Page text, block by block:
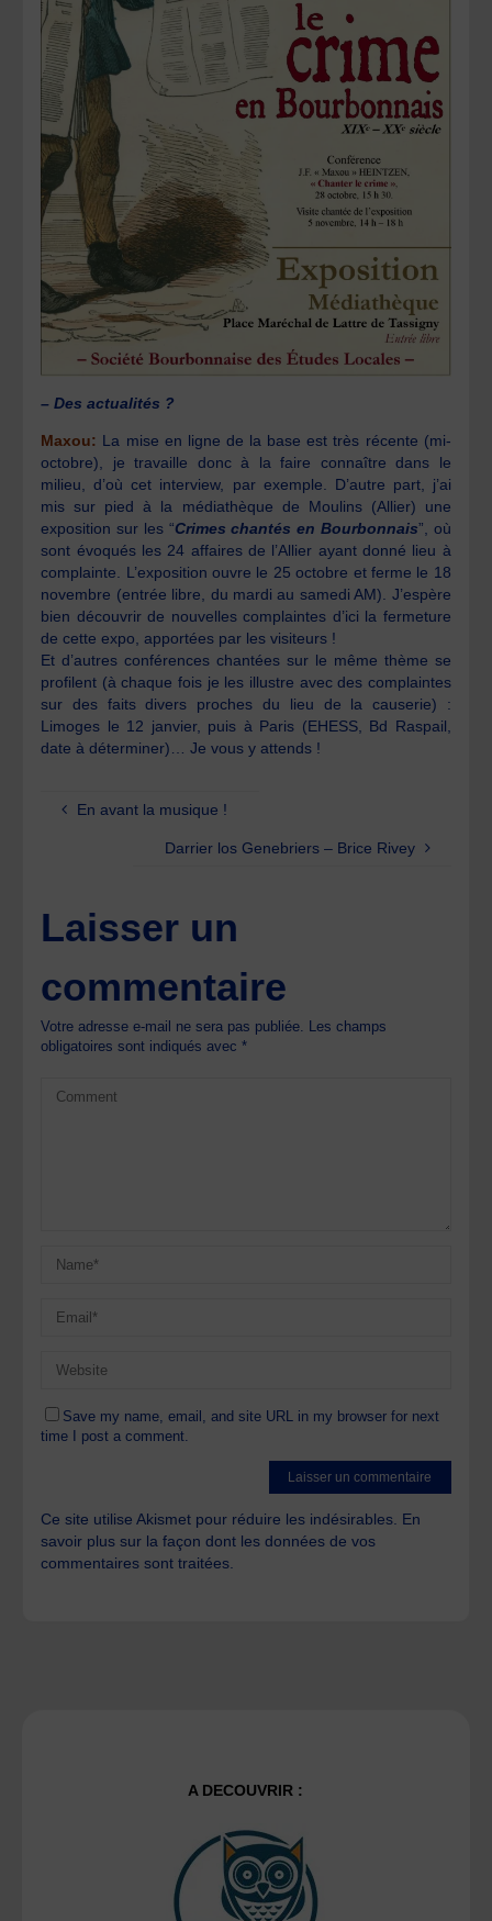
– Des actualités ?
Maxou: La mise en ligne de la base est très récente (mi-
octobre), je travaille donc à la faire connaître dans le
milieu, d’où cet interview, par exemple. D’autre part, j’ai
mis sur pied à la médiathèque de Moulins (Allier) une
exposition sur les “Crimes chantés en Bourbonnais”, où
sont évoqués les 24 affaires de l’Allier ayant donné lieu à
complainte. L’exposition ouvre le 25 octobre et ferme le 18
novembre (entrée libre, du mardi au samedi AM). J’espère
bien découvrir de nouvelles complaintes d’ici la fermeture
de cette expo, apportées par les visiteurs !
Et d’autres conférences chantées sur le même thème se
profilent (à chaque fois je les illustre avec des complaintes
sur des faits divers proches du lieu de la causerie) :
Limoges le 12 janvier, puis à Paris (EHESS, Bd Raspail,
date à déterminer)… Je vous y attends !
En avant la musique !
Darrier los Genebriers – Brice Rivey
Laisser un
commentaire
Votre adresse e-mail ne sera pas publiée. Les champs
obligatoires sont indiqués avec*
Save my name, email, and site URL in my browser for next
time I post a comment.
Ce site utilise Akismet pour réduire les indésirables. En
savoir plus sur la façon dont les données de vos
commentaires sont traitées
A DECOUVRIR :